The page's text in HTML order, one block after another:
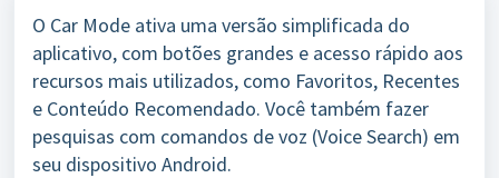
O Car Mode ativa uma versão simplificada do
aplicativo, com botões grandes e acesso rápido aos
recursos mais utilizados, como Favoritos, Recentes
e Conteúdo Recomendado. Você também fazer
pesquisas com comandos de voz (Voice Search) em
seu dispositivo Android.